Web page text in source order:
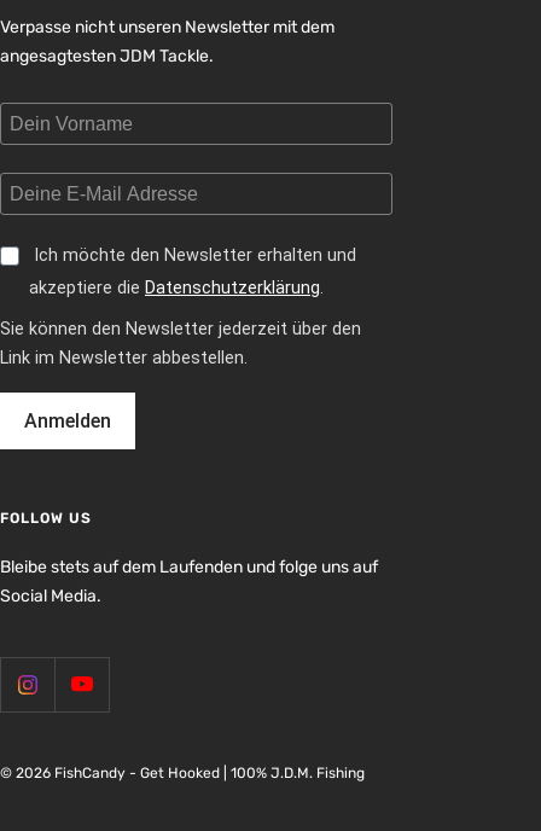
Verpasse nicht unseren Newsletter mit dem
angesagtesten JDM Tackle.
Ich möchte den Newsletter erhalten und
akzeptiere die Datenschutzerklärung.
Sie können den Newsletter jederzeit über den
Link im Newsletter abbestellen.
Anmelden
FOLLOW US
Bleibe stets auf dem Laufenden und folge uns auf
Social Media.
© 2026 FishCandy - Get Hooked | 100% J.D.M. Fishing